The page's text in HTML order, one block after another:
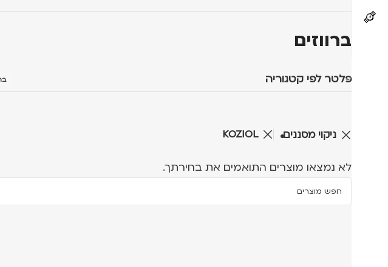
ברווזים
פלטר לפי קטגוריה
ניקוי מסננים KOZIOL
לא נמצאו מוצרים התואמים את בחירתך.